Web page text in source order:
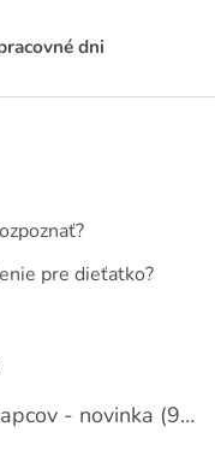
dni
pre dieťatko?
Tričko kamióny pre chlapcov - novinka (98-134)